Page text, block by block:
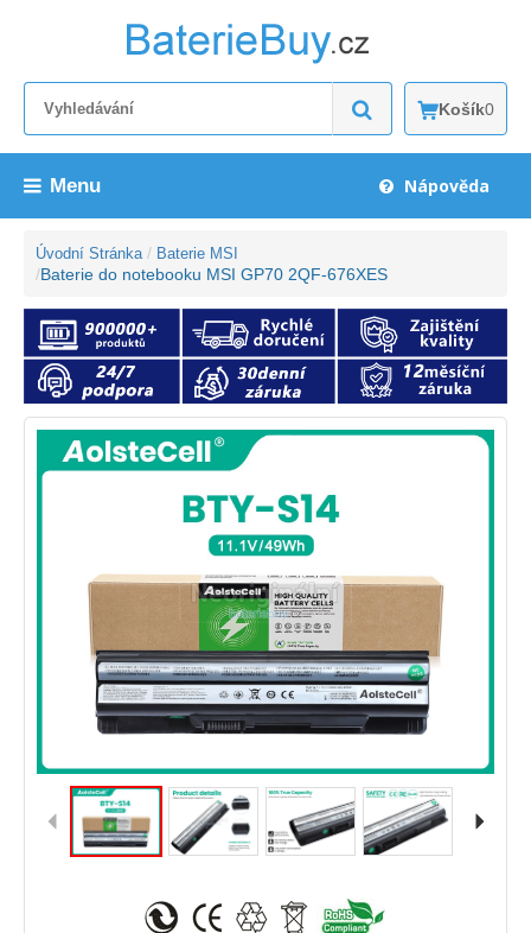
Košík0
Menu Nápověda
Úvodní Stránka Baterie MSI
Baterie do notebooku MSI GP70 2QF-676XES